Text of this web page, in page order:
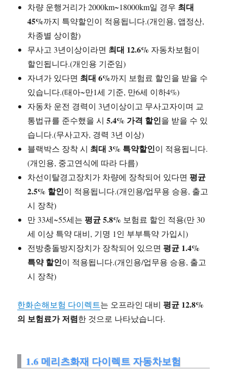
차량 운행거리가 2000km~18000km일 경우 최대
45%까지 특약할인이 적용됩니다.(개인용, 앱정산,
차종별 상이함)
무사고 3년이상이라면 최대 12.6% 자동차보험이
할인됩니다.(개인용 기준임)
자녀가 있다면 최대 6%까지 보험료 할인을 받을 수
있습니다.(태아~만1세 기준, 만6세 이하4%)
자동차 운전 경력이 3년이상이고 무사고자이며 교
통법규를 준수했을 시5.4% 가격 할인을 받을 수 있
습니다.(무사고자, 경력 3년 이상)
블랙박스 장착 시 최대 3% 특약할인이 적용됩니다.
(개인용, 중고연식에 따라 다름)
차선이탈경고장치가 차량에 장착되어 있다면평균
2.5% 할인이 적용됩니다.(개인용/업무용 승용, 출고
시 장착)
만 33세~55세는평균 5.8% 보험료 할인 적용(만 30
세 이상 특약 대비, 기명 1인 부부특약 가입시)
전방충돌방지장치가 장착되어 있으면평균 1.4%
특약 할인이 적용됩니다.(개인용/업무용 승용, 출고
시 장착)
한화손해보험 다이렉트는 오프라인 대비평균 12.8%
의 보험료가 저렴한 것으로 나타났습니다.
1.6 메리츠화재 다이렉트 자동차보험